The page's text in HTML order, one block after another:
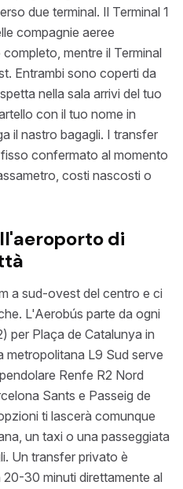
due terminal. Il Terminal 1
compagnie aeree
mentre il Terminal
Entrambi sono coperti da
nella sala arrivi del tuo
con il tuo nome in
il nastro bagagli. I transfer
confermato al momento
costi nascosti o
di
a sud-ovest del centro e ci
L'Aerobús parte da ogni
per Plaça de Catalunya in
metropolitana L9 Sud serve
Renfe R2 Nord
Sants e Passeig de
ti lascerà comunque
un taxi o una passeggiata
Un transfer privato è
30 minuti direttamente al